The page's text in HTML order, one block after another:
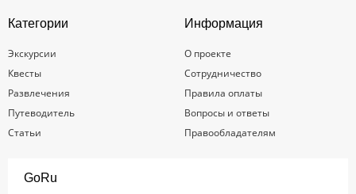
Категории
Экскурсии
Квесты
Развлечения
Путеводитель
Статьи
Информация
О проекте
Сотрудничество
Правила оплаты
Вопросы и ответы
Правообладателям
GoRu